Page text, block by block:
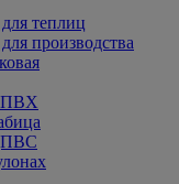
теплиц
производства
ПВХ